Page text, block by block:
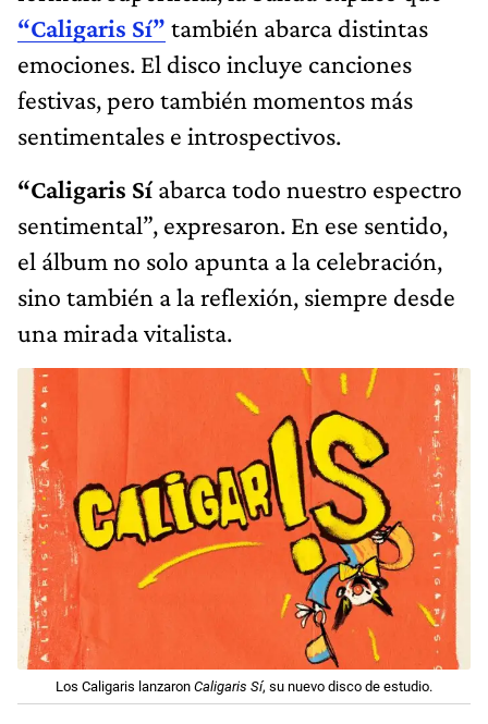
“Caligaris Sí” también abarca distintas
emociones. El disco incluye canciones
festivas, pero también momentos más
sentimentales e introspectivos.
“Caligaris Síabarca todo nuestro espectro
sentimental”, expresaron. En ese sentido,
el álbum no solo apunta a la celebración,
sino también a la reflexión, siempre desde
una mirada vitalista.
Los Caligaris lanzaron Caligaris Sí, su nuevo disco de estudio.